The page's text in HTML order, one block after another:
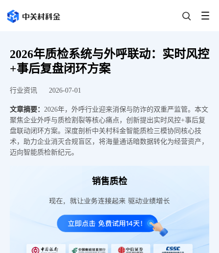
2026年质检系统与外呼联动：实时风控
+事后复盘闭环方案
行业资讯 2026-07-01
文章摘要： 2026年，外呼行业迎来消保与防诈的双重严监管。本文
聚焦企业外呼与质检割裂等核心痛点，创新提出实时风控+事后复
盘联动闭环方案。深度剖析中关村科金智能质检三模协同核心技
术，助力企业消灭合规盲区，将海量通话暗数据转化为经营资产，
迈向智能质检新纪元。
销售质检